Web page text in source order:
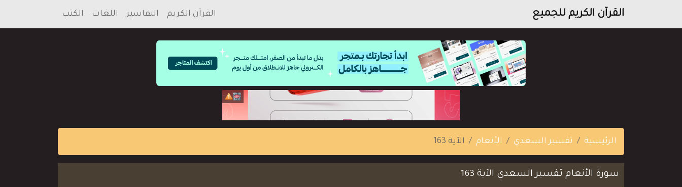
القرآن الكريم للجميع القرآن الكريم التفاسير اللغات الكتب
الرئيسية تفسير السعدي الأنعام الآية 163
سورة الأنعام تفسير السعدي الآية 163